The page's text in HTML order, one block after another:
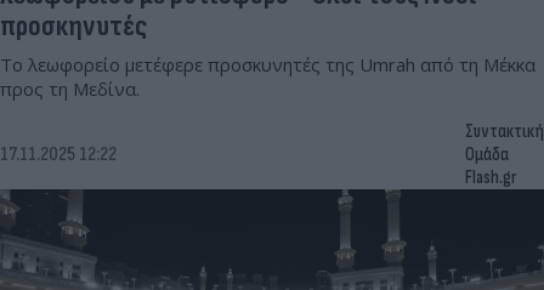
προσκηνυτές
Το λεωφορείο μετέφερε προσκυνητές της Umrah από τη Μέκκα
προς τη Μεδίνα.
17.11.2025 12:22
Συντακτική
Ομάδα
Flash.gr